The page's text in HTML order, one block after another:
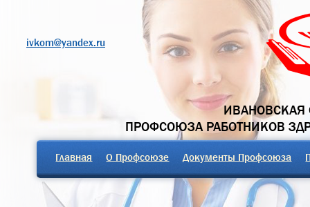
ivkom@yandex.ru
ИВАНОВСКАЯ
ПРОФСОЮЗА РАБОТНИКОВ
Главная О Профсоюзе Документы Профсоюза